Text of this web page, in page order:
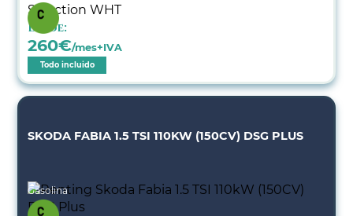
Desde:
260€/mes+IVA
Todo incluido
SKODA FABIA 1.5 TSI 110KW (150CV) DSG PLUS
Gasolina